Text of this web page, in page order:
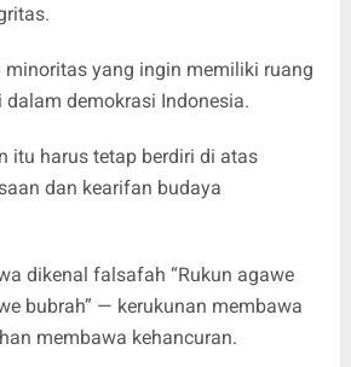
minoritas yang ingin memiliki ruang
dalam demokrasi Indonesia.
itu harus tetap berdiri di atas
dan kearifan budaya
dikenal falsafah “Rukun agawe
bubrah” — kerukunan membawa
membawa kehancuran.